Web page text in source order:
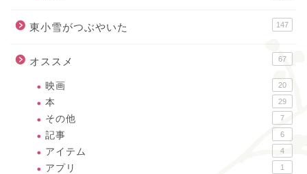
東小雪がつぶやいた 147
オススメ 67
映画 20
本 29
その他 7
記事 6
アイテム 4
アプリ 1